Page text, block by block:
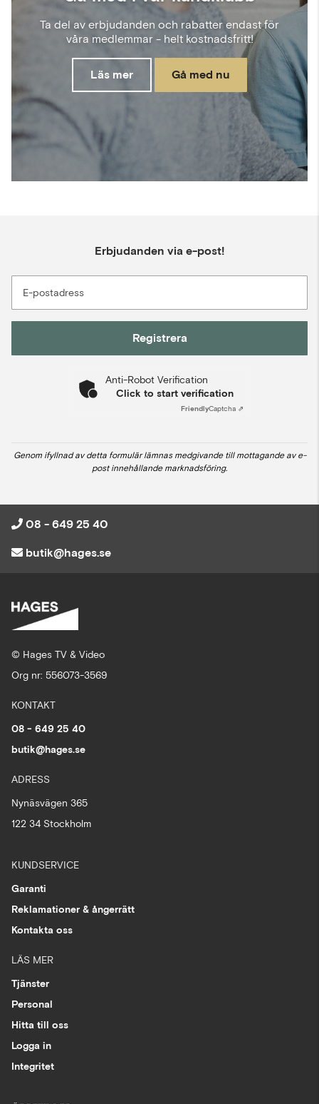
Ta del av erbjudanden och rabatter endast för
våra medlemmar - helt kostnadsfritt!
Läs mer Gå med nu
Erbjudanden via e-post!
E-postadress
Registrera
Anti-Robot Verification
Click to start verification
FriendlyCaptcha ⇗
Genom ifyllnad av detta formulär lämnas medgivande till mottagande av e-
post innehållande marknadsföring.
08 - 649 25 40
butik@hages.se
© Hages TV & Video
Org nr: 556073-3569
KONTAKT
08 - 649 25 40
butik@hages.se
ADRESS
Nynäsvägen 365
122 34 Stockholm
KUNDSERVICE
Garanti
Reklamationer & ångerrätt
Kontakta oss
LÄS MER
Tjänster
Personal
Hitta till oss
Logga in
Integritet